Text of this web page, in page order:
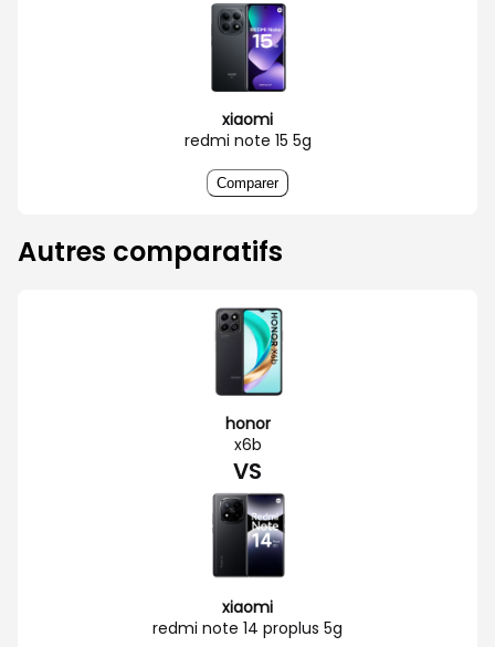
xiaomi
redmi note 15 5g
Comparer
Autres comparatifs
honor
x6b
VS
xiaomi
redmi note 14 proplus 5g